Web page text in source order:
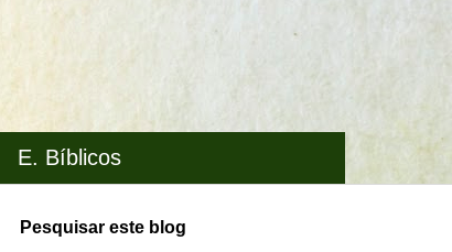
E. Bíblicos
Pesquisar este blog